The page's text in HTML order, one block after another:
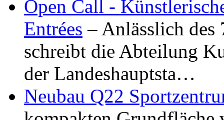
Open Call -
Entrées – Anlässlich
schreibt die Abteilung
der Landeshauptsta…
Neubau Q22